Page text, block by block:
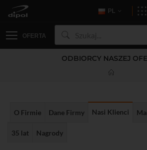
PL
OFERTA
ODBIORCY NASZEJ
O Firmie Dane Firmy Nasi Klienci
35 lat Nagrody